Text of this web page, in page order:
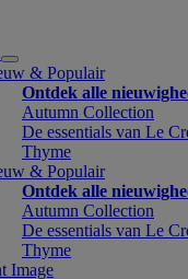
& Populair
Ontdek alle
Autumn Collection
De essentials van Le
Thyme
& Populair
Ontdek alle
Autumn Collection
De essentials van Le
Thyme